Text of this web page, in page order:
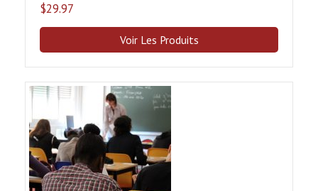
$29.97
Voir Les Produits